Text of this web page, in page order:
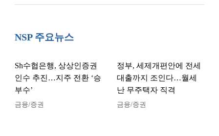
NSP 주요뉴스
Sh수협은행, 상상인증권
인수 추진…지주 전환 ‘승
부수’
금융/증권
정부, 세제개편안에 전세
대출까지 조인다…월세
난 무주택자 직격
금융/증권